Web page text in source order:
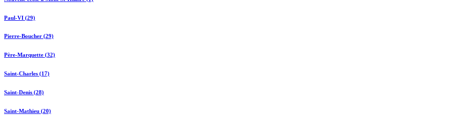
Paul-VI (29)
Pierre-Boucher (29)
Père-Marquette (32)
Saint-Charles (17)
Saint-Denis (28)
Saint-Mathieu (20)